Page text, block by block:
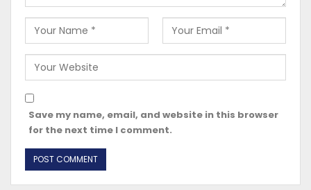
Save my name, email, and website in this browser
for the next time I comment.